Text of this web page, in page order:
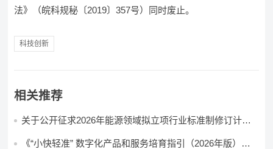
法》（皖科规秘〔2019〕357号）同时废止。
科技创新
相关推荐
关于公开征求2026年能源领域拟立项行业标准制修订计划
《“小快轻准” 数字化产品和服务培育指引（2026年版）》